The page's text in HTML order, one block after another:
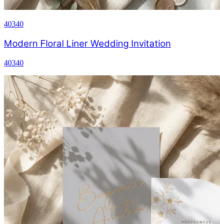
40340
Modern Floral Liner Wedding Invitation
40340